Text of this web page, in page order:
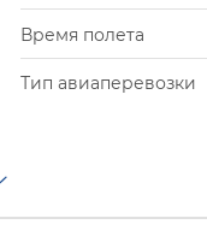
Время полета
Тип авиаперевозки